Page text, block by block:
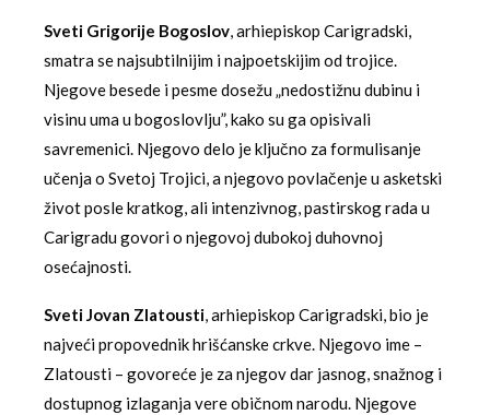
Sveti Grigorije Bogoslov, arhiepiskop Carigradski,
smatra se najsubtilnijim i najpoetskijim od trojice.
Njegove besede i pesme dosežu „nedostižnu dubinu i
visinu uma u bogoslovlju”, kako su ga opisivali
savremenici. Njegovo delo je ključno za formulisanje
učenja o Svetoj Trojici, a njegovo povlačenje u asketski
život posle kratkog, ali intenzivnog, pastirskog rada u
Carigradu govori o njegovoj dubokoj duhovnoj
osećajnosti.
Sveti Jovan Zlatousti, arhiepiskop Carigradski, bio je
najveći propovednik hrišćanske crkve. Njegovo ime –
Zlatousti – govoreće je za njegov dar jasnog, snažnog i
dostupnog izlaganja vere običnom narodu. Njegove